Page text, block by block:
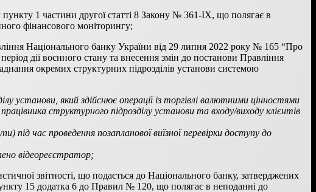
1 частини другої статті 8 Закону № 361-IХ, що полягає в
фінансового моніторингу;
Національного банку України від 29 липня 2022 року № 165 “Про
дії воєнного стану та внесення змін до постанови Правління
окремих структурних підрозділів установи системою
установи, який здійснює операції із торгівлі валютними цінностями
структурного підрозділу установи та входу/виходу клієнтів
під час проведення позапланової виїзної перевірки доступу до
відеореєстратор;
звітності, що подається до Національного банку, затверджених
15 додатка 6 до Правил № 120, що полягає в неподанні до